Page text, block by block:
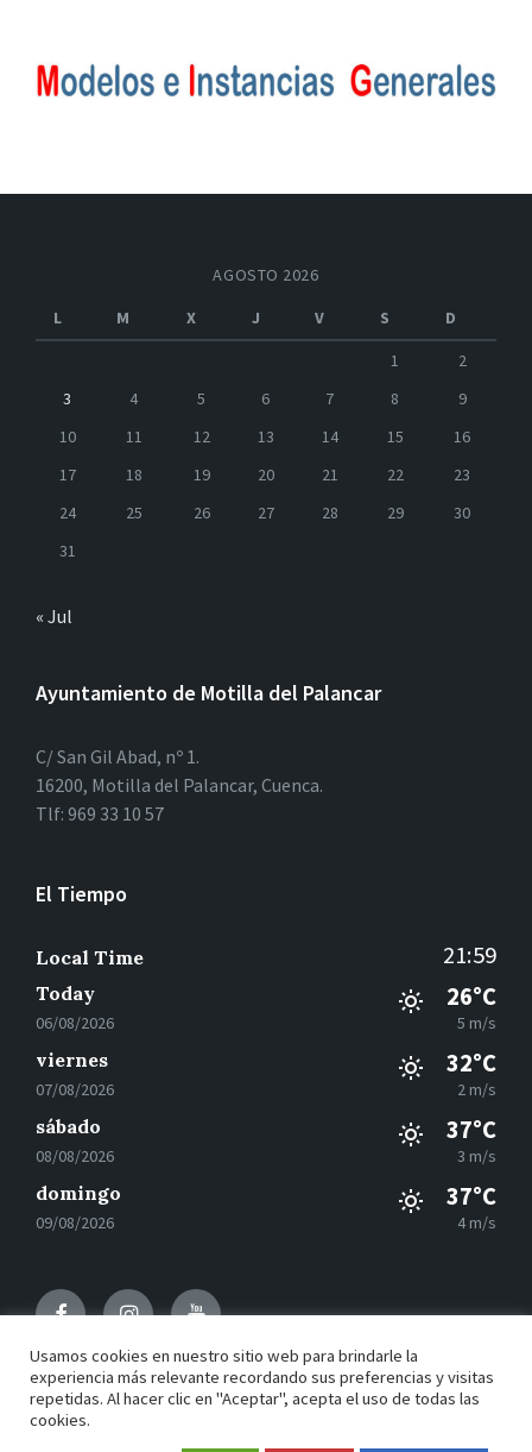
AGOSTO 2026
L
M X J V S
D
1
2
3
4 5 6 7 8
9
10
11 12 13 14 15
16
17
18 19 20 21 22
23
24
25 26 27 28 29
30
31
« Jul
Ayuntamiento de Motilla del Palancar
C/ San Gil Abad, nº 1.
16200, Motilla del Palancar, Cuenca.
Tlf: 969 33 10 57
El Tiempo
Local Time 21:59
Today
06/08/2026
26°C
5 m/s
viernes
07/08/2026
32°C
2 m/s
sábado
08/08/2026
37°C
3 m/s
domingo
09/08/2026
37°C
4 m/s
FacebookInstagramYoutube
© 2021 Motilla del Palancar - Desarrollado por Grupo
Usamos cookies en nuestro sitio web para brindarle la
experiencia más relevante recordando sus preferencias y visitas
repetidas. Al hacer clic en "Aceptar", acepta el uso de todas las
cookies.